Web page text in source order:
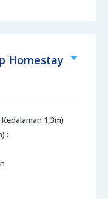
Homestay
1,3m)
: